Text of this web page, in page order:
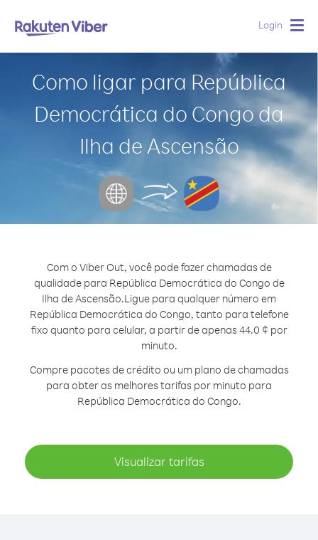
Login
Como ligar para República
Democrática do Congo da
Ilha de Ascensão
Com o Viber Out, você pode fazer chamadas de
qualidade para República Democrática do Congo de
Ilha de Ascensão.Ligue para qualquer número em
República Democrática do Congo, tanto para telefone
fixo quanto para celular, a partir de apenas 44.0 ¢ por
minuto.
Compre pacotes de crédito ou um plano de chamadas
para obter as melhores tarifas por minuto para
República Democrática do Congo.
Visualizar tarifas